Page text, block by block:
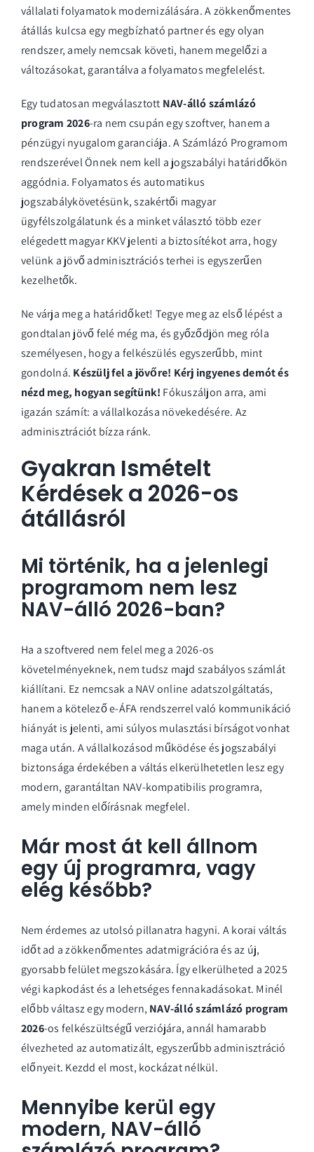
vállalati folyamatok modernizálására. A zökkenőmentes
átállás kulcsa egy megbízható partner és egy olyan
rendszer, amely nemcsak követi, hanem megelőzi a
változásokat, garantálva a folyamatos megfelelést.
Egy tudatosan megválasztott NAV-álló számlázó
program 2026-ra nem csupán egy szoftver, hanem a
pénzügyi nyugalom garanciája. A Számlázó Programom
rendszerével Önnek nem kell a jogszabályi határidőkön
aggódnia. Folyamatos és automatikus
jogszabálykövetésünk, szakértői magyar
ügyfélszolgálatunk és a minket választó több ezer
elégedett magyar KKV jelenti a biztosítékot arra, hogy
velünk a jövő adminisztrációs terhei is egyszerűen
kezelhetők.
Ne várja meg a határidőket! Tegye meg az első lépést a
gondtalan jövő felé még ma, és győződjön meg róla
személyesen, hogy a felkészülés egyszerűbb, mint
gondolná. Készülj fel a jövőre! Kérj ingyenes demót és
nézd meg, hogyan segítünk! Fókuszáljon arra, ami
igazán számít: a vállalkozása növekedésére. Az
adminisztrációt bízza ránk.
Gyakran Ismételt
Kérdések a 2026-os
átállásról
Mi történik, ha a jelenlegi
programom nem lesz
NAV-álló 2026-ban?
Ha a szoftvered nem felel meg a 2026-os
követelményeknek, nem tudsz majd szabályos számlát
kiállítani. Ez nemcsak a NAV online adatszolgáltatás,
hanem a kötelező e-ÁFA rendszerrel való kommunikáció
hiányát is jelenti, ami súlyos mulasztási bírságot vonhat
maga után. A vállalkozásod működése és jogszabályi
biztonsága érdekében a váltás elkerülhetetlen lesz egy
modern, garantáltan NAV-kompatibilis programra,
amely minden előírásnak megfelel.
Már most át kell állnom
egy új programra, vagy
elég később?
Nem érdemes az utolsó pillanatra hagyni. A korai váltás
időt ad a zökkenőmentes adatmigrációra és az új,
gyorsabb felület megszokására. Így elkerülheted a 2025
végi kapkodást és a lehetséges fennakadásokat. Minél
előbb váltasz egy modern, NAV-álló számlázó program
2026-os felkészültségű verziójára, annál hamarabb
élvezheted az automatizált, egyszerűbb adminisztráció
előnyeit. Kezdd el most, kockázat nélkül.
Mennyibe kerül egy
modern, NAV-álló